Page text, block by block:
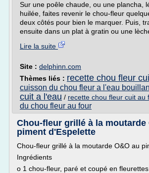
Sur une poêle chaude, ou une plancha,
huilée, faites revenir le chou-fleur
deux côtés pour bien le marquer. Puis,
ensuite dans un plat à gratin ou une
Lire la suite
Site : delphinn.com
Thèmes liés : recette chou fleur
cuisson du chou fleur a l'eau
cuit a l'eau / recette chou fleur cuit au
du chou fleur au four
Chou-fleur grillé à la moutarde
piment d'Espelette
Chou-fleur grillé à la moutarde O&O au
Ingrédients
o 1 chou-fleur, paré et coupé en fleurettes